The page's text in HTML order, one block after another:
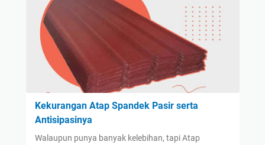
Kekurangan Atap Spandek Pasir serta
Antisipasinya
Walaupun punya banyak kelebihan, tapi Atap